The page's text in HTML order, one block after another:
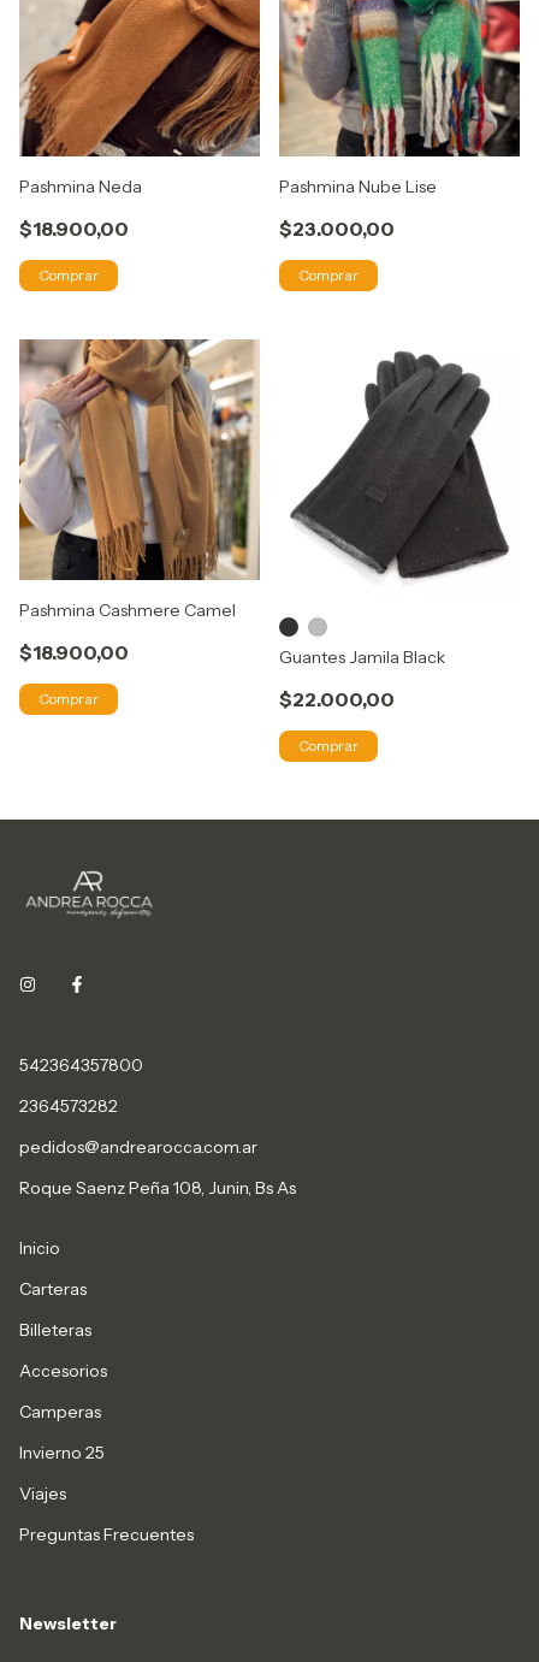
Pashmina Neda
$18.900,00
Comprar
Pashmina Nube Lise
$23.000,00
Comprar
Pashmina Cashmere Camel
$18.900,00
Comprar
Guantes Jamila Black
$22.000,00
Comprar
542364357800
2364573282
pedidos@andrearocca.com.ar
Roque Saenz Peña 108, Junin, Bs As
Inicio
Carteras
Billeteras
Accesorios
Camperas
Invierno 25
Viajes
Preguntas Frecuentes
Newsletter